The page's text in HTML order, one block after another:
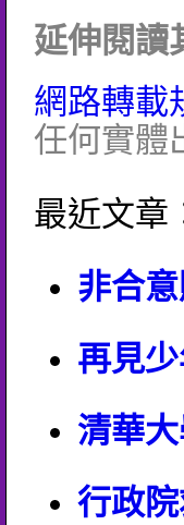
延伸閱讀
網路轉載
任何實體
最近文章
非合
再見
清華
行政